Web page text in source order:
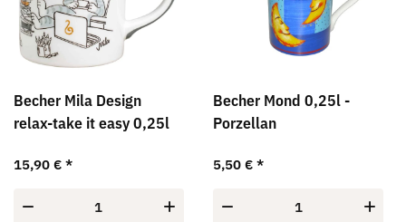
Becher Mila Design
relax-take it easy 0,25l
15,90 € *
Becher Mond 0,25l -
Porzellan
5,50 €*